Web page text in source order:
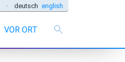
VOR ORT
· deutsch english